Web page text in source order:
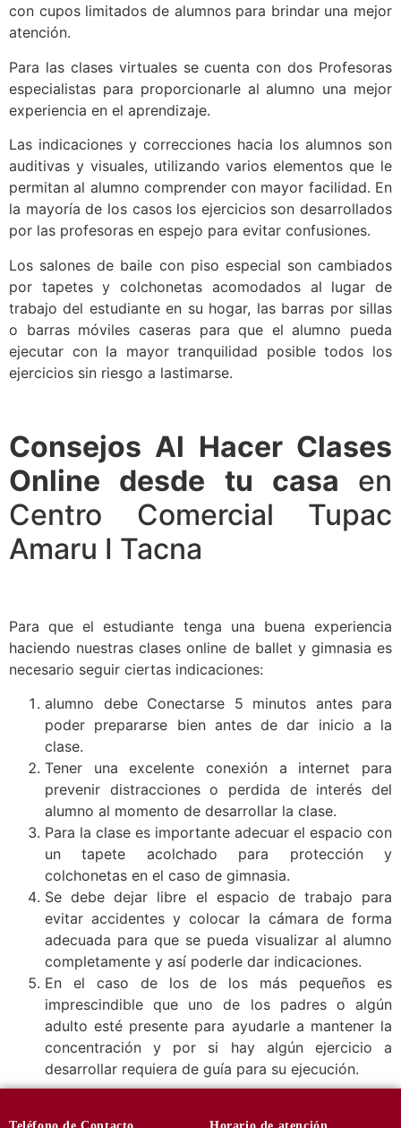
con cupos limitados de alumnos para brindar una mejor
atención.
Para las clases virtuales se cuenta con dos Profesoras
especialistas para proporcionarle al alumno una mejor
experiencia en el aprendizaje.
Las indicaciones y correcciones hacia los alumnos son
auditivas y visuales, utilizando varios elementos que le
permitan al alumno comprender con mayor facilidad. En
la mayoría de los casos los ejercicios son desarrollados
por las profesoras en espejo para evitar confusiones.
Los salones de baile con piso especial son cambiados
por tapetes y colchonetas acomodados al lugar de
trabajo del estudiante en su hogar, las barras por sillas
o barras móviles caseras para que el alumno pueda
ejecutar con la mayor tranquilidad posible todos los
ejercicios sin riesgo a lastimarse.
Consejos Al Hacer Clases
Online desde tu casa en
Centro Comercial Tupac
Amaru I Tacna
Para que el estudiante tenga una buena experiencia
haciendo nuestras clases online de ballet y gimnasia es
necesario seguir ciertas indicaciones:
alumno debe Conectarse 5 minutos antes para
poder prepararse bien antes de dar inicio a la
clase.
Tener una excelente conexión a internet para
prevenir distracciones o perdida de interés del
alumno al momento de desarrollar la clase.
Para la clase es importante adecuar el espacio con
un tapete acolchado para protección y
colchonetas en el caso de gimnasia.
Se debe dejar libre el espacio de trabajo para
evitar accidentes y colocar la cámara de forma
adecuada para que se pueda visualizar al alumno
completamente y así poderle dar indicaciones.
En el caso de los de los más pequeños es
imprescindible que uno de los padres o algún
adulto esté presente para ayudarle a mantener la
concentración y por si hay algún ejercicio a
desarrollar requiera de guía para su ejecución.